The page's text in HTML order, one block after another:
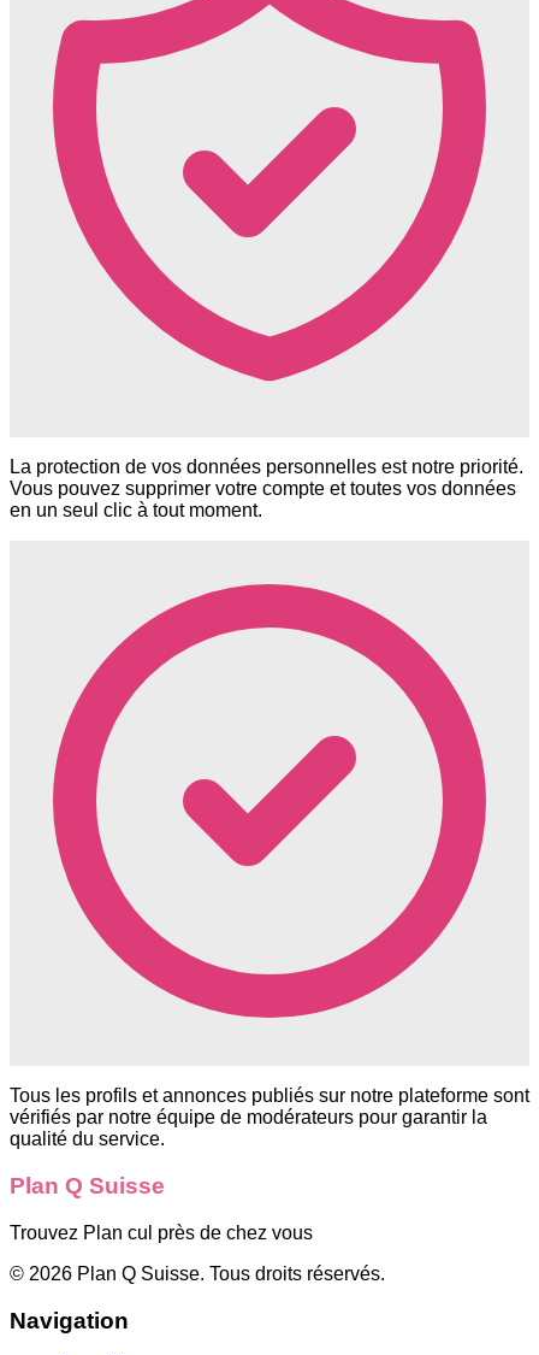
La protection de vos données personnelles est notre priorité.
Vous pouvez supprimer votre compte et toutes vos données
en un seul clic à tout moment.
Tous les profils et annonces publiés sur notre plateforme sont
vérifiés par notre équipe de modérateurs pour garantir la
qualité du service.
Plan Q Suisse
Trouvez Plan cul près de chez vous
© 2026 Plan Q Suisse. Tous droits réservés.
Navigation